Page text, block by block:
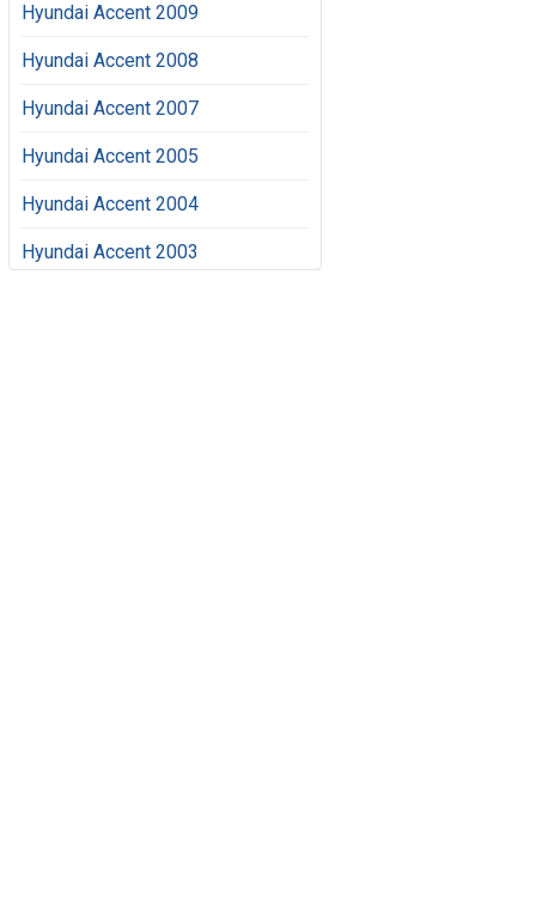
Hyundai Accent 2009
Hyundai Accent 2008
Hyundai Accent 2007
Hyundai Accent 2005
Hyundai Accent 2004
Hyundai Accent 2003